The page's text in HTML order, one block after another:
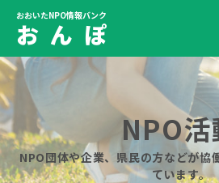
おおいたNPO情報バンク
お ん ぽ
NPO
NPO団体や企業、県民の方などが協
ています。